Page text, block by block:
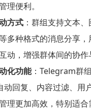
理便利。
方式：群组支持文本、
多种格式的消息分享
动，增强群体间的协作
化功能：Telegram群
回复、内容过滤、用
理更加高效，特别适